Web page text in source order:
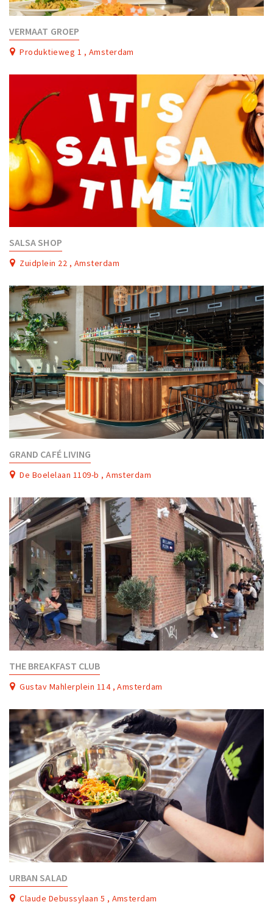
VERMAAT GROEP
Produktieweg 1 , Amsterdam
SALSA SHOP
Zuidplein 22 , Amsterdam
GRAND CAFÉ LIVING
De Boelelaan 1109-b , Amsterdam
THE BREAKFAST CLUB
Gustav Mahlerplein 114 , Amsterdam
URBAN SALAD
Claude Debussylaan 5 , Amsterdam